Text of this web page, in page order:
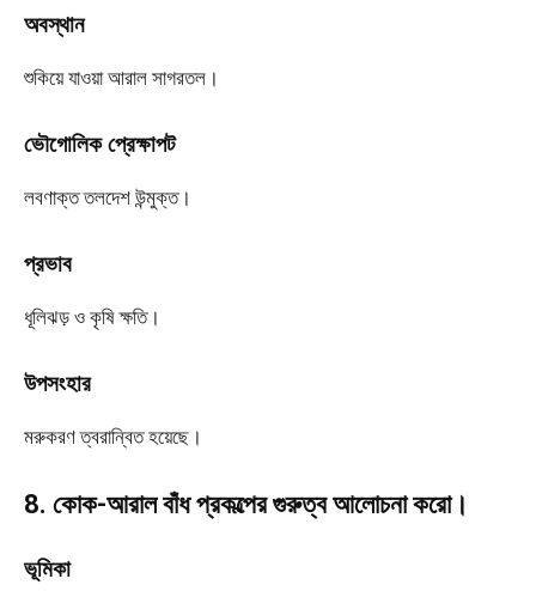
অবস্থান
শুকিয়ে যাওয়া আরাল সাগরতল।
ভৌগোলিক প্রেক্ষাপট
লবণাক্ত তলদেশ উন্মুক্ত।
প্রভাব
ধূলিঝড় ও কৃষি ক্ষতি।
উপসংহার
মরুকরণ ত্বরান্বিত হয়েছে।
8. কোক-আরাল বাঁধ প্রকল্পের গুরুত্ব আলোচনা করো।
ভূমিকা